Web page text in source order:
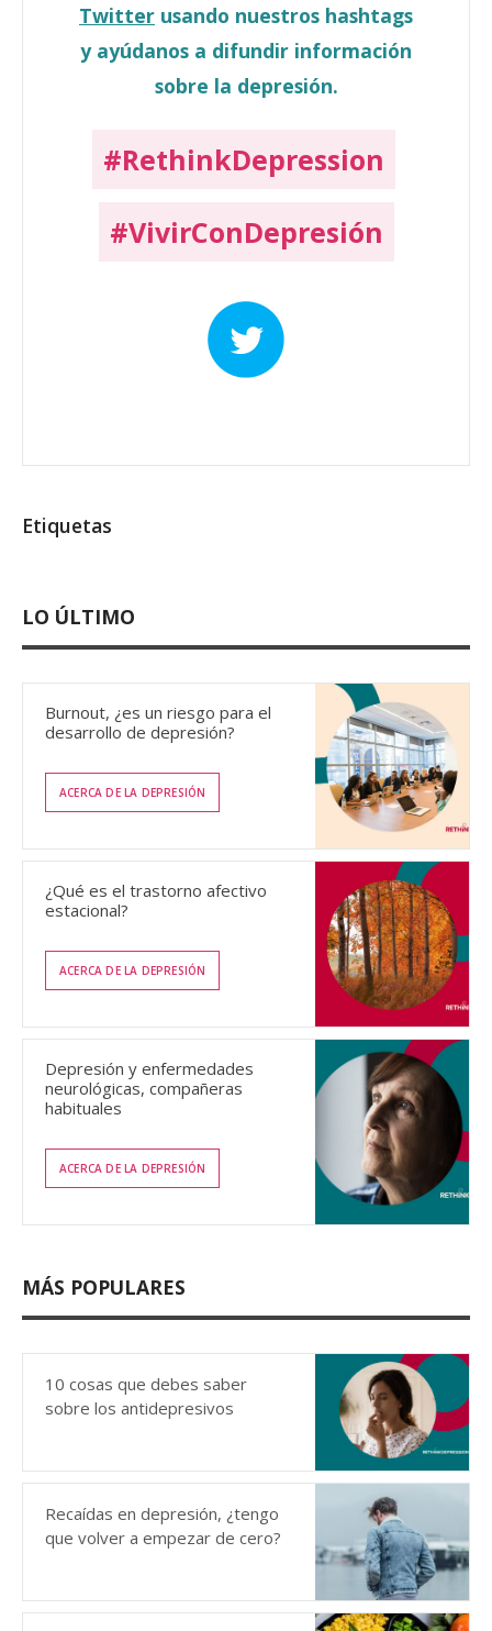
Twitter usando nuestros hashtags
y ayúdanos a difundir información
sobre la depresión.
#RethinkDepression
#VivirConDepresión
Etiquetas
LO ÚLTIMO
Burnout, ¿es un riesgo para el
desarrollo de depresión?
ACERCA DE LA DEPRESIÓN
¿Qué es el trastorno afectivo
estacional?
ACERCA DE LA DEPRESIÓN
Depresión y enfermedades
neurológicas, compañeras
habituales
ACERCA DE LA DEPRESIÓN
MÁS POPULARES
10 cosas que debes saber
sobre los antidepresivos
Recaídas en depresión, ¿tengo
que volver a empezar de cero?